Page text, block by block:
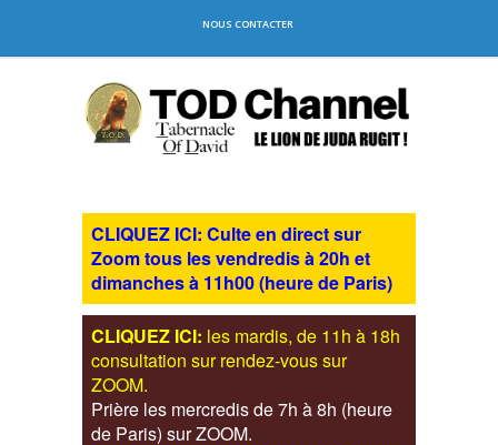
NOUS CONTACTER
CLIQUEZ ICI: Culte en direct sur
Zoom tous les vendredis à 20h et
dimanches à 11h00 (heure de Paris)
CLIQUEZ ICI: les mardis, de 11h à 18h
consultation sur rendez-vous sur
ZOOM.
Prière les mercredis de 7h à 8h (heure
de Paris) sur ZOOM.